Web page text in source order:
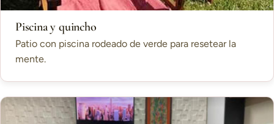
Piscina y quincho
Patio con piscina rodeado de verde para resetear la
mente.